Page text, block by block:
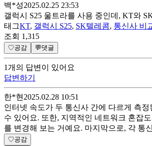
백*성2025.02.25 23:53
갤럭시 S25 울트라를 사용 중인데, KT와
태그KT, 갤럭시 S25, SK텔레콤, 통신사 비
조회 1,315
♡공감 💬댓글
1개 의 답변이 있어요
답변하기
한*현 2025.02.28 10:51
인터넷 속도가 두 통신사 간에 다르게 측
수 있어요. 또한, 지역적인 네트워크 혼잡
를 변경해 보는 거예요. 마지막으로, 각 통
♡공감